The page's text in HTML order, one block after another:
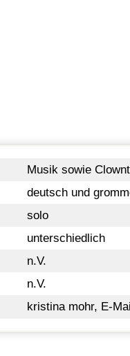
Musik sowie
deutsch und
solo
unterschiedlich
n.V.
n.V.
kristina mohr, E-